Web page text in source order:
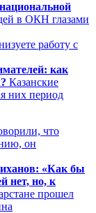
в ОКН глазами
как
Казанские
них период
«Как бы
нет, но, к
прошел